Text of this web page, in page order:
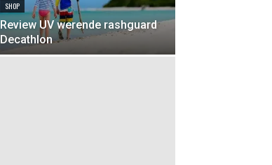
SHOP
Review UV werende rashguard
Decathlon